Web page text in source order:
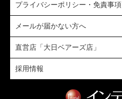
プライバシーポリシー・免責事項
メールが届かない方へ
直営店「大日ベアーズ店」
採用情報